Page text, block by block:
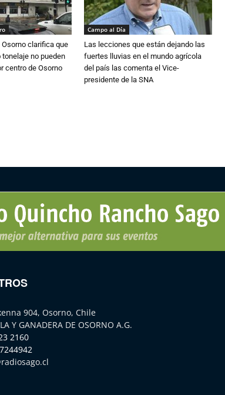
clarifica que
no pueden
centro de Osorno
Campo al Día
Las lecciones que están dejando las
fuertes lluvias en el mundo agrícola
del país las comenta el Vice-
presidente de la SNA
904, Osorno, Chile
Y GANADERA DE OSORNO A.G.
2160